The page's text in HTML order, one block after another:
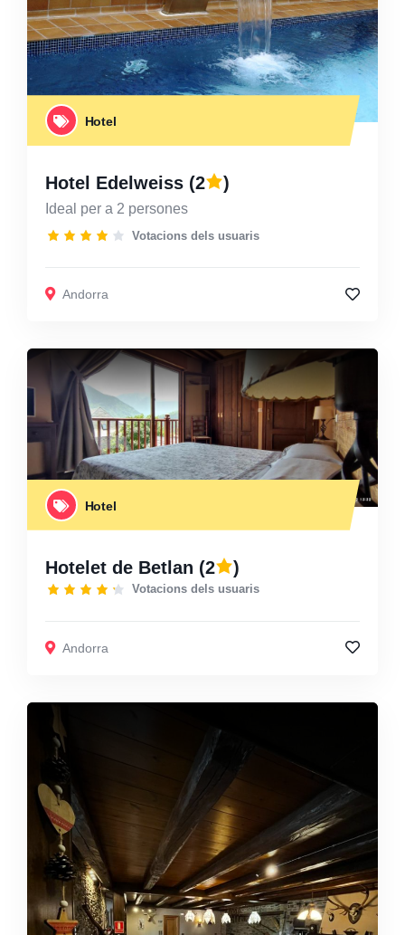
Hotel
Hotel Edelweiss (2 )
Ideal per a 2 persones
Votacions dels usuaris
Andorra
Hotel
Hotelet de Betlan (2 )
Votacions dels usuaris
Andorra